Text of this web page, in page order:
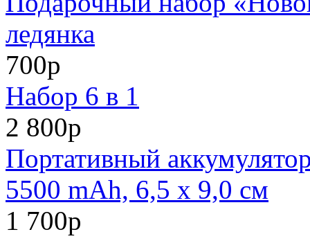
ледянка
700р
Набор 6 в 1
2 800р
Портативный
5500 mAh, 6,5 х 9,0 см
1 700р